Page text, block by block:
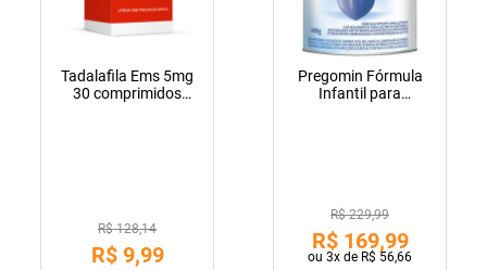
Tadalafila Ems 5mg
30 comprimidos
R$ 128,14
R$ 9,99
Pregomin Fórmula
Infantil para
R$ 229,99
R$ 169,99
ou 3x de R$ 56,66